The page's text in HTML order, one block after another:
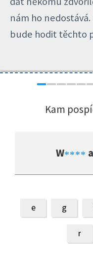
nám ho
bude hodit těchto
Kam
W**** a
e g
r